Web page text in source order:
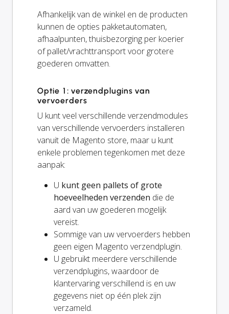
Afhankelijk van de winkel en de producten
kunnen de opties pakketautomaten,
afhaalpunten, thuisbezorging per koerier
of pallet/vrachttransport voor grotere
goederen omvatten.
Optie 1: verzendplugins van
vervoerders
U kunt veel verschillende verzendmodules
van verschillende vervoerders installeren
vanuit de Magento store, maar u kunt
enkele problemen tegenkomen met deze
aanpak:
U kunt geen pallets of grote
hoeveelheden verzenden die de
aard van uw goederen mogelijk
vereist.
Sommige van uw vervoerders hebben
geen eigen Magento verzendplugin.
U gebruikt meerdere verschillende
verzendplugins, waardoor de
klantervaring verschillend is en uw
gegevens niet op één plek zijn
verzameld.